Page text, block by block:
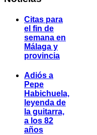
Citas para
el fin de
semana en
Málaga y
provincia
Adiós a
Pepe
Habichuela,
leyenda de
la guitarra,
a los 82
años